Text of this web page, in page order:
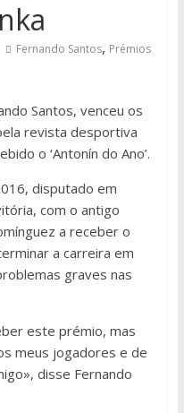
Fernando Santos, Prémios
Santos, venceu os
revista desportiva
o ‘Antonín do Ano’.
disputado em
com o antigo
a receber o
a carreira em
graves nas
este prémio, mas
meus jogadores e de
disse Fernando